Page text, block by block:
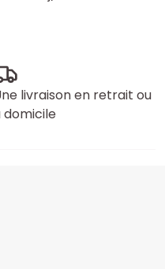
livraison en retrait ou
domicile